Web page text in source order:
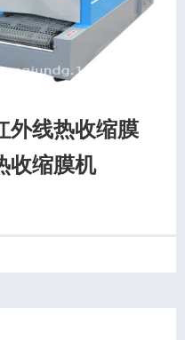
外线热收缩膜
收缩膜机